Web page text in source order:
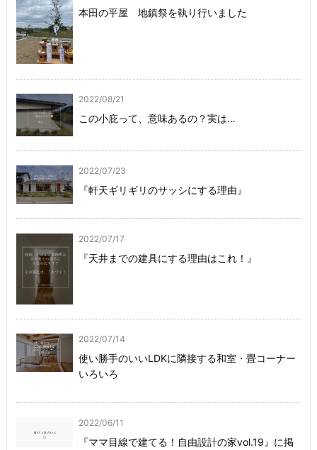
本田の平屋 地鎮祭を執り行いました
2022/08/21
この小庇って、意味あるの？実は…
2022/07/23
『軒天ギリギリのサッシにする理由』
2022/07/17
『天井までの建具にする理由はこれ！』
2022/07/14
使い勝手のいいLDKに隣接する和室・畳コーナー
いろいろ
2022/06/11
『ママ目線で建てる！自由設計の家vol.19』に掲